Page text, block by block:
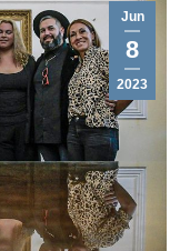
Jun
8
2023